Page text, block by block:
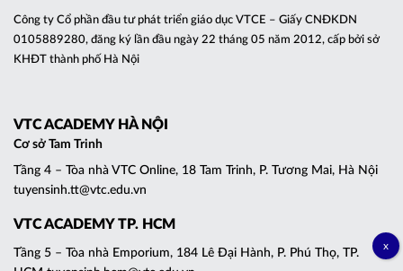
Công ty Cổ phần đầu tư phát triển giáo dục VTCE – Giấy CNĐKDN
0105889280, đăng ký lần đầu ngày 22 tháng 05 năm 2012, cấp bởi sở
KHĐT thành phố Hà Nội
VTC ACADEMY HÀ NỘI
Cơ sở Tam Trinh
Tầng 4 – Tòa nhà VTC Online, 18 Tam Trinh, P. Tương Mai, Hà Nội
tuyensinh.tt@vtc.edu.vn
VTC ACADEMY TP. HCM
Tầng 5 – Tòa nhà Emporium, 184 Lê Đại Hành, P. Phú Thọ, TP.